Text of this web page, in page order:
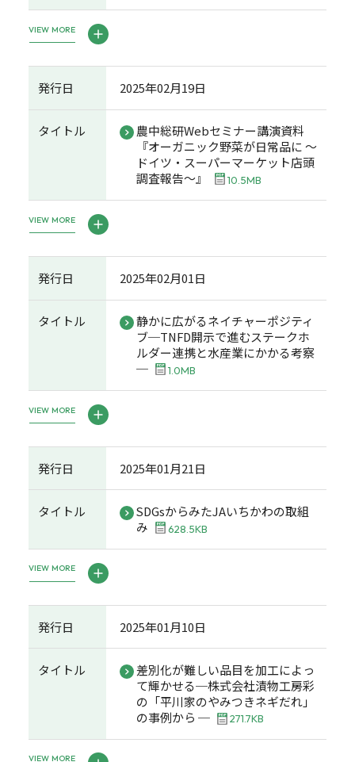
VIEW MORE
発行日 2025年02月19日
タイトル
農中総研Webセミナー講演資料
『オーガニック野菜が日常品に ～
ドイツ・スーパーマーケット店頭
調査報告～』
10.5MB
VIEW MORE
発行日 2025年02月01日
タイトル
静かに広がるネイチャーポジティ
ブ─TNFD開示で進むステークホ
ルダー連携と水産業にかかる考察
─
1.0MB
VIEW MORE
発行日 2025年01月21日
タイトル
SDGsからみたJAいちかわの取組
み
628.5KB
VIEW MORE
発行日 2025年01月10日
タイトル
差別化が難しい品目を加工によっ
て輝かせる─株式会社漬物工房彩
の「平川家のやみつきネギだれ」
の事例から ─
271.7KB
VIEW MORE